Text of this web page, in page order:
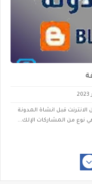
قبل انشاة المدونة
نوع من المشاركات الإلك...